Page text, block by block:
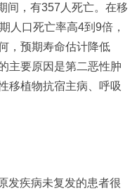
间，有357人死亡。在移
人口死亡率高4到9倍，
，预期寿命估计降低
主要原因是第二恶性肿
移植物抗宿主病、呼吸
发疾病未复发的患者很